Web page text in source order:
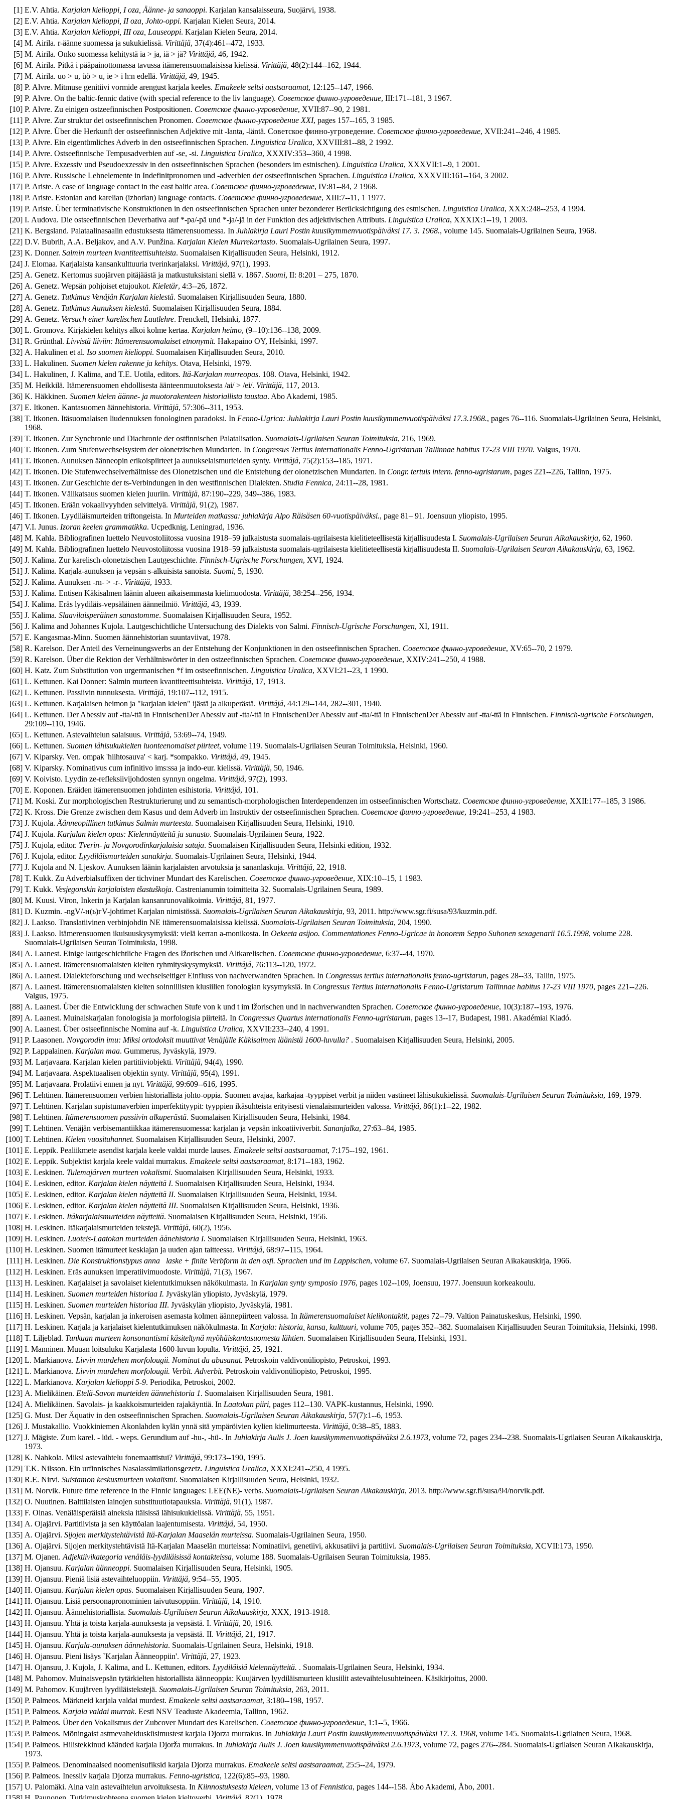
[1] E.V. Ahtia. Karjalan kielioppi, I oza, Äänne- ja sanaoppi. Karjalan kansalaisseura, Suojärvi, 1938.
[2] E.V. Ahtia. Karjalan kielioppi, II oza, Johto-oppi. Karjalan Kielen Seura, 2014.
[3] E.V. Ahtia. Karjalan kielioppi, III oza, Lauseoppi. Karjalan Kielen Seura, 2014.
[4] M. Airila. r-äänne suomessa ja sukukielissä. Virittäjä, 37(4):461--472, 1933.
[5] M. Airila. Onko suomessa kehitystä ia > ja, iä > jä? Virittäjä, 46, 1942.
[6] M. Airila. Pitkä i pääpainottomassa tavussa itämerensuomalaisissa kielissä. Virittäjä, 48(2):144--162, 1944.
[7] M. Airila. uo > u, üö > u, ie > i h:n edellä. Virittäjä, 49, 1945.
[8] P. Alvre. Mitmuse genitiivi vormide arengust karjala keeles. Emakeele seltsi aastsaraamat, 12:125--147, 1966.
[9] P. Alvre. On the baltic-fennic dative (with special reference to the liv language). Советское финно-угроведение, III:171--181, 3 1967.
[10] P. Alvre. Zu einigen ostzeefinnischen Postpositionen. Советское финно-угроведение, XVII:87--90, 2 1981.
[11] P. Alvre. Zur struktur det ostseefinnischen Pronomen. Советское финно-угроведение XXI, pages 157--165, 3 1985.
[12] P. Alvre. Über die Herkunft der ostseefinnischen Adjektive mit -lanta, -läntä. Советское финно-угроведение. Советское финно-угроведение, XVII:241--246, 4 1985.
[13] P. Alvre. Ein eigentümliches Adverb in den ostseefinnischen Sprachen. Linguistica Uralica, XXVIII:81--88, 2 1992.
[14] P. Alvre. Ostseefinnische Tempusadverbien auf -se, -si. Linguistica Uralica, XXXIV:353--360, 4 1998.
[15] P. Alvre. Exzessiv und Pseudoexzessiv in den ostseefinnischen Sprachen (besonders im estnischen). Linguistica Uralica, XXXVII:1--9, 1 2001.
[16] P. Alvre. Russische Lehnelemente in Indefinitpronomen und -adverbien der ostseefinnischen Sprachen. Linguistica Uralica, XXXVIII:161--164, 3 2002.
[17] P. Ariste. A case of language contact in the east baltic area. Советское финно-угроведение, IV:81--84, 2 1968.
[18] P. Ariste. Estonian and karelian (izhorian) language contacts. Советское финно-угроведение, XIII:7--11, 1 1977.
[19] P. Ariste. Über terminativische Konstruktionen in den ostseefinnischen Sprachen unter bezonderer Berücksichtigung des estnischen. Linguistica Uralica, XXX:248--253, 4 1994.
[20] I. Audova. Die ostseefinnischen Deverbativa auf *-pa/-pä und *-ja/-jä in der Funktion des adjektivischen Attributs. Linguistica Uralica, XXXIX:1--19, 1 2003.
[21] K. Bergsland. Palataalinasaalin edustuksesta itämerensuomessa. In Juhlakirja Lauri Postin kuusikymmenvuotispäiväksi 17. 3. 1968., volume 145. Suomalais-Ugrilainen Seura, 1968.
[22] D.V. Bubrih, A.A. Beljakov, and A.V. Punžina. Karjalan Kielen Murrekartasto. Suomalais-Ugrilainen Seura, 1997.
[23] K. Donner. Salmin murteen kvantiteettisuhteista. Suomalaisen Kirjallisuuden Seura, Helsinki, 1912.
[24] J. Elomaa. Karjalaista kansankulttuuria tverinkarjalaksi. Virittäjä, 97(1), 1993.
[25] A. Genetz. Kertomus suojärven pitäjäästä ja matkustuksistani siellä v. 1867. Suomi, II: 8:201 – 275, 1870.
[26] A. Genetz. Wepsän pohjoiset etujoukot. Kieletär, 4:3--26, 1872.
[27] A. Genetz. Tutkimus Venäjän Karjalan kielestä. Suomalaisen Kirjallisuuden Seura, 1880.
[28] A. Genetz. Tutkimus Aunuksen kielestä. Suomalaisen Kirjallisuuden Seura, 1884.
[29] А. Genetz. Versuch einer karelischen Lautlehre. Frenckell, Helsinki, 1877.
[30] L. Gromova. Kirjakielen kehitys alkoi kolme kertaa. Karjalan heimo, (9--10):136--138, 2009.
[31] R. Grünthal. Livvistä liiviin: Itämerensuomalaiset etnonymit. Hakapaino OY, Helsinki, 1997.
[32] A. Hakulinen et al. Iso suomen kielioppi. Suomalaisen Kirjallisuuden Seura, 2010.
[33] L. Hakulinen. Suomen kielen rakenne ja kehitys. Otava, Helsinki, 1979.
[34] L. Hakulinen, J. Kalima, and T.E. Uotila, editors. Itä-Karjalan murreopas. 108. Otava, Helsinki, 1942.
[35] M. Heikkilä. Itämerensuomen ehdollisesta äänteenmuutoksesta /ai/ > /ei/. Virittäjä, 117, 2013.
[36] K. Häkkinen. Suomen kielen äänne- ja muotorakenteen historiallista taustaa. Abo Akademi, 1985.
[37] E. Itkonen. Kantasuomen äännehistoria. Virittäjä, 57:306--311, 1953.
[38] T. Itkonen. Itäsuomalaisen liudennuksen fonologinen paradoksi. In Fenno-Ugrica: Juhlakirja Lauri Postin kuusikymmenvuotispäiväksi 17.3.1968., pages 76--116. Suomalais-Ugrilainen Seura, Helsinki,
1968.
[39] T. Itkonen. Zur Synchronie und Diachronie der ostfinnischen Palatalisation. Suomalais-Ugrilaisen Seuran Toimituksia, 216, 1969.
[40] T. Itkonen. Zum Stufenwechselsystem der olonetzischen Mundarten. In Congressus Tertius Internationalis Fenno-Ugristarum Tallinnae habitus 17-23 VIII 1970. Valgus, 1970.
[41] T. Itkonen. Aunuksen äänneopin erikoispiirteet ja aunukselaismurteiden synty. Virittäjä, 75(2):153--185, 1971.
[42] T. Itkonen. Die Stufenwechselverhältnisse des Olonetzischen und die Entstehung der olonetzischen Mundarten. In Congr. tertuis intern. fenno-ugristarum, pages 221--226, Tallinn, 1975.
[43] T. Itkonen. Zur Geschichte der ts-Verbindungen in den westfinnischen Dialekten. Studia Fennica, 24:11--28, 1981.
[44] T. Itkonen. Välikatsaus suomen kielen juuriin. Virittäjä, 87:190--229, 349--386, 1983.
[45] T. Itkonen. Erään vokaalivyyhden selvittelyä. Virittäjä, 91(2), 1987.
[46] T. Itkonen. Lyydiläismurteiden triftongeista. In Murteiden matkassa: juhlakirja Alpo Räisäsen 60-vuotispäiväksi., page 81– 91. Joensuun yliopisto, 1995.
[47] V.I. Junus. Izoran keelen grammatikka. Ucpedknig, Leningrad, 1936.
[48] M. Kahla. Bibliografinen luettelo Neuvostoliitossa vuosina 1918–59 julkaistusta suomalais-ugrilaisesta kielitieteellisestä kirjallisuudesta I. Suomalais-Ugrilaisen Seuran Aikakauskirja, 62, 1960.
[49] M. Kahla. Bibliografinen luettelo Neuvostoliitossa vuosina 1918–59 julkaistusta suomalais-ugrilaisesta kielitieteellisestä kirjallisuudesta II. Suomalais-Ugrilaisen Seuran Aikakauskirja, 63, 1962.
[50] J. Kalima. Zur karelisch-olonetzischen Lautgeschichte. Finnisch-Ugrische Forschungen, XVI, 1924.
[51] J. Kalima. Karjala-aunuksen ja vepsän s-alkuisista sanoista. Suomi, 5, 1930.
[52] J. Kalima. Aunuksen -rn- > -r-. Virittäjä, 1933.
[53] J. Kalima. Entisen Käkisalmen läänin alueen aikaisemmasta kielimuodosta. Virittäjä, 38:254--256, 1934.
[54] J. Kalima. Eräs lyydiläis-vepsäläinen äänneilmiö. Virittäjä, 43, 1939.
[55] J. Kalima. Slaavilaisperäinen sanastomme. Suomalaisen Kirjallisuuden Seura, 1952.
[56] J. Kalima and Johannes Kujola. Lautgeschichtliche Untersuchung des Dialekts von Salmi. Finnisch-Ugrische Forschungen, XI, 1911.
[57] E. Kangasmaa-Minn. Suomen äännehistorian suuntaviivat, 1978.
[58] R. Karelson. Der Anteil des Verneinungsverbs an der Entstehung der Konjunktionen in den ostseefinnischen Sprachen. Советское финно-угроведение, XV:65--70, 2 1979.
[59] R. Karelson. Über die Rektion der Verhältniswörter in den ostzeefinnischen Sprachen. Советское финно-угроведение, XXIV:241--250, 4 1988.
[60] H. Katz. Zum Substitution von urgermanischen *f im ostseefinnischen. Linguistica Uralica, XXVI:21--23, 1 1990.
[61] L. Kettunen. Kai Donner: Salmin murteen kvantiteettisuhteista. Virittäjä, 17, 1913.
[62] L. Kettunen. Passiivin tunnuksesta. Virittäjä, 19:107--112, 1915.
[63] L. Kettunen. Karjalaisen heimon ja "karjalan kielen" ijästä ja alkuperästä. Virittäjä, 44:129--144, 282--301, 1940.
[64] L. Kettunen. Der Abessiv auf -tta/-ttä in FinnischenDer Abessiv auf -tta/-ttä in FinnischenDer Abessiv auf -tta/-ttä in FinnischenDer Abessiv auf -tta/-ttä in Finnischen. Finnisch-ugrische Forschungen,
29:109--110, 1946.
[65] L. Kettunen. Astevaihtelun salaisuus. Virittäjä, 53:69--74, 1949.
[66] L. Kettunen. Suomen lähisukukielten luonteenomaiset piirteet, volume 119. Suomalais-Ugrilaisen Seuran Toimituksia, Helsinki, 1960.
[67] V. Kiparsky. Ven. ompak 'hiihtosauva' < karj. *sompakko. Virittäjä, 49, 1945.
[68] V. Kiparsky. Nominativus cum infinitivo ims:ssa ja indo-eur. kielissä. Virittäjä, 50, 1946.
[69] V. Koivisto. Lyydin ze-refleksiivijohdosten synnyn ongelma. Virittäjä, 97(2), 1993.
[70] E. Koponen. Eräiden itämerensuomen johdinten esihistoria. Virittäjä, 101.
[71] M. Koski. Zur morphologischen Restrukturierung und zu semantisch-morphologischen Interdependenzen im ostseefinnischen Wortschatz. Советское финно-угроведение, XXII:177--185, 3 1986.
[72] K. Kross. Die Grenze zwischen dem Kasus und dem Adverb im Instruktiv der ostseefinnischen Sprachen. Советское финно-угроведение, 19:241--253, 4 1983.
[73] J. Kujola. Äänneopillinen tutkimus Salmin murteesta. Suomalaisen Kirjallisuuden Seura, Helsinki, 1910.
[74] J. Kujola. Karjalan kielen opas: Kielennäytteitä ja sanasto. Suomalais-Ugrilainen Seura, 1922.
[75] J. Kujola, editor. Tverin- ja Novgorodinkarjalaisia satuja. Suomalaisen Kirjallisuuden Seura, Helsinki edition, 1932.
[76] J. Kujola, editor. Lyydiläismurteiden sanakirja. Suomalais-Ugrilainen Seura, Helsinki, 1944.
[77] J. Kujola and N. Ljeskov. Aunuksen läänin karjalaisten arvotuksia ja sananlaskuja. Virittäjä, 22, 1918.
[78] T. Kukk. Zu Adverbialsuffixen der tichviner Mundart des Karelischen. Советское финно-угроведение, XIX:10--15, 1 1983.
[79] T. Kukk. Vesjegonskin karjalaisten tšastuškoja. Castrenianumin toimitteita 32. Suomalais-Ugrilainen Seura, 1989.
[80] M. Kuusi. Viron, Inkerin ja Karjalan kansanrunovalikoimia. Virittäjä, 81, 1977.
[81] D. Kuzmin. -ngV/-н(ь)гV-johtimet Karjalan nimistössä. Suomalais-Ugrilaisen Seuran Aikakauskirja, 93, 2011. http://www.sgr.fi/susa/93/kuzmin.pdf.
[82] J. Laakso. Translatiivinen verbinjohdin NE itämerensuomalaisissa kielissä. Suomalais-Ugrilaisen Seuran Toimituksia, 204, 1990.
[83] J. Laakso. Itämerensuomen ikuisuuskysymyksiä: vielä kerran a-monikosta. In Oekeeta asijoo. Commentationes Fenno-Ugricae in honorem Seppo Suhonen sexagenarii 16.5.1998, volume 228.
Suomalais-Ugrilaisen Seuran Toimituksia, 1998.
[84] A. Laanest. Einige lautgeschichtliche Fragen des Ižorischen und Altkarelischen. Советское финно-угроведение, 6:37--44, 1970.
[85] A. Laanest. Itämerensuomalaisten kielten ryhmityskysymyksiä. Virittäjä, 76:113--120, 1972.
[86] A. Laanest. Dialekteforschung und wechselseitiger Einfluss von nachverwandten Sprachen. In Congressus tertius internationalis fenno-ugristarun, pages 28--33, Tallin, 1975.
[87] A. Laanest. Itämerensuomalaisten kielten soinnillisten klusiilien fonologian kysymyksiä. In Congressus Tertius Internationalis Fenno-Ugristarum Tallinnae habitus 17-23 VIII 1970, pages 221--226.
Valgus, 1975.
[88] A. Laanest. Über die Entwicklung der schwachen Stufe von k und t im Ižorischen und in nachverwandten Sprachen. Советское финно-угроведение, 10(3):187--193, 1976.
[89] A. Laanest. Muinaiskarjalan fonologisia ja morfologisia piirteitä. In Congressus Quartus internationalis Fenno-ugristarum, pages 13--17, Budapest, 1981. Akadémiai Kiadó.
[90] A. Laanest. Über ostseefinnische Nomina auf -k. Linguistica Uralica, XXVII:233--240, 4 1991.
[91] P. Laasonen. Novgorodin imu: Miksi ortodoksit muuttivat Venäjälle Käkisalmen läänistä 1600-luvulla? . Suomalaisen Kirjallisuuden Seura, Helsinki, 2005.
[92] P. Lappalainen. Karjalan maa. Gummerus, Jyväskylä, 1979.
[93] M. Larjavaara. Karjalan kielen partitiiviobjekti. Virittäjä, 94(4), 1990.
[94] M. Larjavaara. Aspektuaalisen objektin synty. Virittäjä, 95(4), 1991.
[95] M. Larjavaara. Prolatiivi ennen ja nyt. Virittäjä, 99:609--616, 1995.
[96] T. Lehtinen. Itämerensuomen verbien historiallista johto-oppia. Suomen avajaa, karkajaa -tyyppiset verbit ja niiden vastineet lähisukukielissä. Suomalais-Ugrilaisen Seuran Toimituksia, 169, 1979.
[97] T. Lehtinen. Karjalan supistumaverbien imperfektityypit: tyyppien ikäsuhteista erityisesti vienalaismurteiden valossa. Virittäjä, 86(1):1--22, 1982.
[98] T. Lehtinen. Itämerensuomen passiivin alkuperästä. Suomalaisen Kirjallisuuden Seura, Helsinki, 1984.
[99] T. Lehtinen. Venäjän verbisemantiikkaa itämerensuomessa: karjalan ja vepsän inkoatiiviverbit. Sananjalka, 27:63--84, 1985.
[100] T. Lehtinen. Kielen vuosituhannet. Suomalaisen Kirjallisuuden Seura, Helsinki, 2007.
[101] E. Leppik. Pealiikmete asendist karjala keele valdai murde lauses. Emakeele seltsi aastsaraamat, 7:175--192, 1961.
[102] E. Leppik. Subjektist karjala keele valdai murrakus. Emakeele seltsi aastsaraamat, 8:171--183, 1962.
[103] E. Leskinen. Tulemajärven murteen vokalismi. Suomalaisen Kirjallisuuden Seura, Helsinki, 1933.
[104] E. Leskinen, editor. Karjalan kielen näytteitä I. Suomalaisen Kirjallisuuden Seura, Helsinki, 1934.
[105] E. Leskinen, editor. Karjalan kielen näytteitä II. Suomalaisen Kirjallisuuden Seura, Helsinki, 1934.
[106] E. Leskinen, editor. Karjalan kielen näytteitä III. Suomalaisen Kirjallisuuden Seura, Helsinki, 1936.
[107] E. Leskinen. Itäkarjalaismurteiden näytteitä. Suomalaisen Kirjallisuuden Seura, Helsinki, 1956.
[108] H. Leskinen. Itäkarjalaismurteiden tekstejä. Virittäjä, 60(2), 1956.
[109] H. Leskinen. Luoteis-Laatokan murteiden äänehistoria I. Suomalaisen Kirjallisuuden Seura, Helsinki, 1963.
[110] H. Leskinen. Suomen itämurteet keskiajan ja uuden ajan taitteessa. Virittäjä, 68:97--115, 1964.
[111] H. Leskinen. Die Konstruktionstypus anna laske + finite Verbform in den osfi. Sprachen und im Lappischen, volume 67. Suomalais-Ugrilaisen Seuran Aikakauskirja, 1966.
[112] H. Leskinen. Eräs aunuksen imperatiivimuodoste. Virittäjä, 71(3), 1967.
[113] H. Leskinen. Karjalaiset ja savolaiset kielentutkimuksen näkökulmasta. In Karjalan synty symposio 1976, pages 102--109, Joensuu, 1977. Joensuun korkeakoulu.
[114] H. Leskinen. Suomen murteiden historiaa I. Jyväskylän yliopisto, Jyväskylä, 1979.
[115] H. Leskinen. Suomen murteiden historiaa III. Jyväskylän yliopisto, Jyväskylä, 1981.
[116] H. Leskinen. Vepsän, karjalan ja inkeroisen asemasta kolmen äännepiirteen valossa. In Itämerensuomalaiset kielikontaktit, pages 72--79. Valtion Painatuskeskus, Helsinki, 1990.
[117] H. Leskinen. Karjala ja karjalaiset kielentutkimuksen näkökulmasta. In Karjala: historia, kansa, kulttuuri, volume 705, pages 352--382. Suomalaisen Kirjallisuuden Seuran Toimituksia, Helsinki, 1998.
[118] T. Liljeblad. Tunkuan murteen konsonantismi käsiteltynä myöhäiskantasuomesta lähtien. Suomalaisen Kirjallisuuden Seura, Helsinki, 1931.
[119] I. Manninen. Muuan loitsuluku Karjalasta 1600-luvun lopulta. Virittäjä, 25, 1921.
[120] L. Markianova. Livvin murdehen morfolougii. Nominat da abusanat. Petroskoin valdivonüliopisto, Petroskoi, 1993.
[121] L. Markianova. Livvin murdehen morfolougii. Verbit. Adverbit. Petroskoin valdivonüliopisto, Petroskoi, 1995.
[122] L. Markianova. Karjalan kielioppi 5-9. Periodika, Petroskoi, 2002.
[123] A. Mielikäinen. Etelä-Savon murteiden äännehistoria 1. Suomalaisen Kirjallisuuden Seura, 1981.
[124] A. Mielikäinen. Savolais- ja kaakkoismurteiden rajakäyntiä. In Laatokan piiri, pages 112--130. VAPK-kustannus, Helsinki, 1990.
[125] G. Must. Der Äquativ in den ostseefinnischen Sprachen. Suomalais-Ugrilaisen Seuran Aikakauskirja, 57(7):1--6, 1953.
[126] J. Mustakallio. Vuokkiniemen Akonlahden kylän ynnä sitä ympäröivien kylien kielimurteesta. Virittäjä, 0:38--85, 1883.
[127] J. Mägiste. Zum karel. - lüd. - weps. Gerundium auf -hu-, -hü-. In Juhlakirja Aulis J. Joen kuusikymmenvuotispäiväksi 2.6.1973, volume 72, pages 234--238. Suomalais-Ugrilaisen Seuran Aikakauskirja,
1973.
[128] K. Nahkola. Miksi astevaihtelu fonemaattistui? Virittäjä, 99:173--190, 1995.
[129] T.K. Nilsson. Ein urfinnisches Nasalassimilationsgezetz. Linguistica Uralica, XXXI:241--250, 4 1995.
[130] R.E. Nirvi. Suistamon keskusmurteen vokalismi. Suomalaisen Kirjallisuuden Seura, Helsinki, 1932.
[131] M. Norvik. Future time reference in the Finnic languages: LEE(NE)- verbs. Suomalais-Ugrilaisen Seuran Aikakauskirja, 2013. http://www.sgr.fi/susa/94/norvik.pdf.
[132] O. Nuutinen. Balttilaisten lainojen substituutiotapauksia. Virittäjä, 91(1), 1987.
[133] F. Oinas. Venäläisperäisiä aineksia itäisissä lähisukukielissä. Virittäjä, 55, 1951.
[134] A. Ojajärvi. Partitiivista ja sen käyttöalan laajentumisesta. Virittäjä, 54, 1950.
[135] A. Ojajärvi. Sijojen merkitystehtävistä Itä-Karjalan Maaselän murteissa. Suomalais-Ugrilainen Seura, 1950.
[136] A. Ojajärvi. Sijojen merkitystehtävistä Itä-Karjalan Maaselän murteissa: Nominatiivi, genetiivi, akkusatiivi ja partitiivi. Suomalais-Ugrilaisen Seuran Toimituksia, XCVII:173, 1950.
[137] M. Ojanen. Adjektiivikategoria venäläis-lyydiläisissä kontakteissa, volume 188. Suomalais-Ugrilaisen Seuran Toimituksia, 1985.
[138] H. Ojansuu. Karjalan äänneoppi. Suomalaisen Kirjallisuuden Seura, Helsinki, 1905.
[139] H. Ojansuu. Pieniä lisiä astevaihteluoppiin. Virittäjä, 9:54--55, 1905.
[140] H. Ojansuu. Karjalan kielen opas. Suomalaisen Kirjallisuuden Seura, 1907.
[141] H. Ojansuu. Lisiä persoonapronominien taivutusoppiin. Virittäjä, 14, 1910.
[142] H. Ojansuu. Äännehistoriallista. Suomalais-Ugrilaisen Seuran Aikakauskirja, XXX, 1913-1918.
[143] H. Ojansuu. Yhtä ja toista karjala-aunuksesta ja vepsästä. I. Virittäjä, 20, 1916.
[144] H. Ojansuu. Yhtä ja toista karjala-aunuksesta ja vepsästä. II. Virittäjä, 21, 1917.
[145] H. Ojansuu. Karjala-aunuksen äännehistoria. Suomalais-Ugrilainen Seura, Helsinki, 1918.
[146] H. Ojansuu. Pieni lisäys `Karjalan Äänneoppiin'. Virittäjä, 27, 1923.
[147] H. Ojansuu, J. Kujola, J. Kalima, and L. Kettunen, editors. Lyydiläisiä kielennäytteitä. . Suomalais-Ugrilainen Seura, Helsinki, 1934.
[148] M. Pahomov. Muinaisvepsän tytärkielten historiallista äänneoppia: Kuujärven lyydiläismurteen klusiilit astevaihtelusuhteineen. Käsikirjoitus, 2000.
[149] M. Pahomov. Kuujärven lyydiläistekstejä. Suomalais-Ugrilaisen Seuran Toimituksia, 263, 2011.
[150] P. Palmeos. Märkneid karjala valdai murdest. Emakeele seltsi aastsaraamat, 3:180--198, 1957.
[151] P. Palmeos. Karjala valdai murrak. Eesti NSV Teaduste Akadeemia, Tallinn, 1962.
[152] P. Palmeos. Über den Vokalismus der Zubcover Mundart des Karelischen. Советское финно-угроведение, 1:1--5, 1966.
[153] P. Palmeos. Mõningaist astmevaheldusküsimustest karjala Djorza murrakus. In Juhlakirja Lauri Postin kuusikymmenvuotispäiväksi 17. 3. 1968, volume 145. Suomalais-Ugrilainen Seura, 1968.
[154] P. Palmeos. Hilistekkinud käänded karjala Djorža murrakus. In Juhlakirja Aulis J. Joen kuusikymmenvuotispäiväksi 2.6.1973, volume 72, pages 276--284. Suomalais-Ugrilaisen Seuran Aikakauskirja,
1973.
[155] P. Palmeos. Denominaalsed noomenisufiksid karjala Djorza murrakus. Emakeele seltsi aastsaraamat, 25:5--24, 1979.
[156] P. Palmeos. Inessiiv karjala Djorza murrakus. Fenno-ugristica, 122(6):85--93, 1980.
[157] U. Palomäki. Aina vain astevaihtelun arvoituksesta. In Kiinnostuksesta kieleen, volume 13 of Fennistica, pages 144--158. Åbo Akademi, Åbo, 2001.